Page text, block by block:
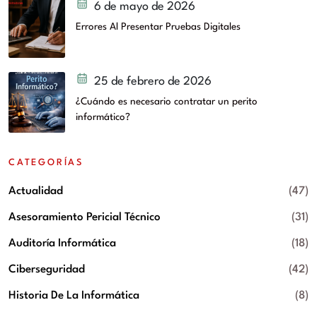
6 de mayo de 2026
Errores Al Presentar Pruebas Digitales
25 de febrero de 2026
¿Cuándo es necesario contratar un perito
informático?
CATEGORÍAS
Actualidad (47)
Asesoramiento Pericial Técnico (31)
Auditoría Informática (18)
Ciberseguridad (42)
Historia De La Informática (8)